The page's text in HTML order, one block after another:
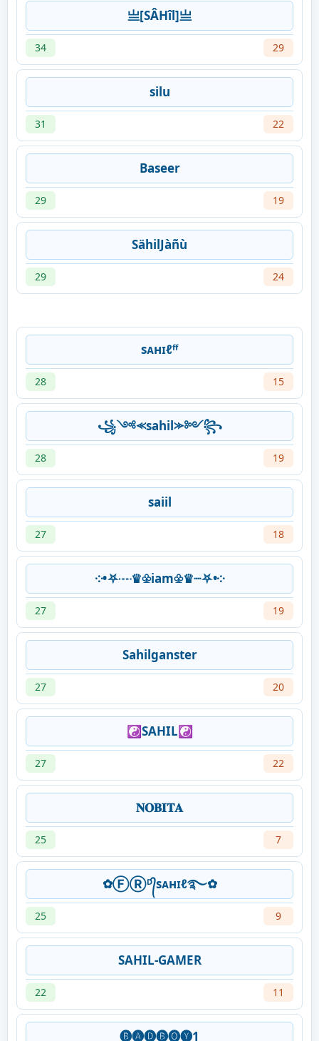
亗[SÂHîl]亗
34 29
silu
31 22
Baseer
29 19
SähilJàñù
29 24
sᴀнɪℓᶠᶠ
28 15
꧁༺⪻sahil⪼༻꧂
28 19
saiil
27 18
༶•⛧┈♛♧iam♧♛┈⛧•༶
27 19
Sahilganster
27 20
☯︎SAHIL☯︎
27 22
𝐍𝐎𝐁𝐈𝐓𝐀
25 7
✿ⒻⓇᴰ᭄sᴀнɪℓ࿐✿
25 9
SAHIL-GAMER
22 11
🅑︎🅐︎🅓︎🅑︎🅞︎🅨︎1